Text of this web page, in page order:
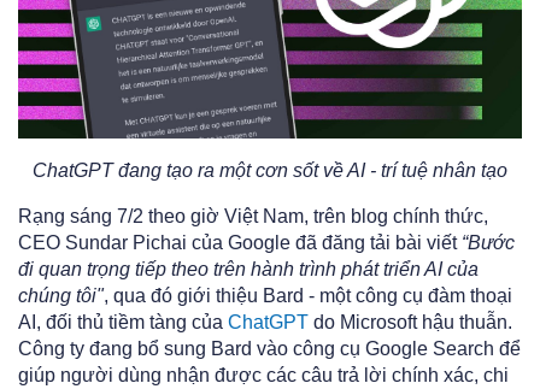
ChatGPT đang tạo ra một cơn sốt về AI - trí tuệ nhân tạo
Rạng sáng 7/2 theo giờ Việt Nam, trên blog chính thức,
CEO Sundar Pichai của Google đã đăng tải bài viết “Bước
đi quan trọng tiếp theo trên hành trình phát triển AI của
chúng tôi", qua đó giới thiệu Bard - một công cụ đàm thoại
AI, đối thủ tiềm tàng của ChatGPT do Microsoft hậu thuẫn.
Công ty đang bổ sung Bard vào công cụ Google Search để
giúp người dùng nhận được các câu trả lời chính xác, chi